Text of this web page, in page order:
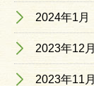
2024年1月
2023年12月
2023年11月